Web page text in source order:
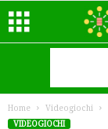
Home Videogiochi
VIDEOGIOCHI